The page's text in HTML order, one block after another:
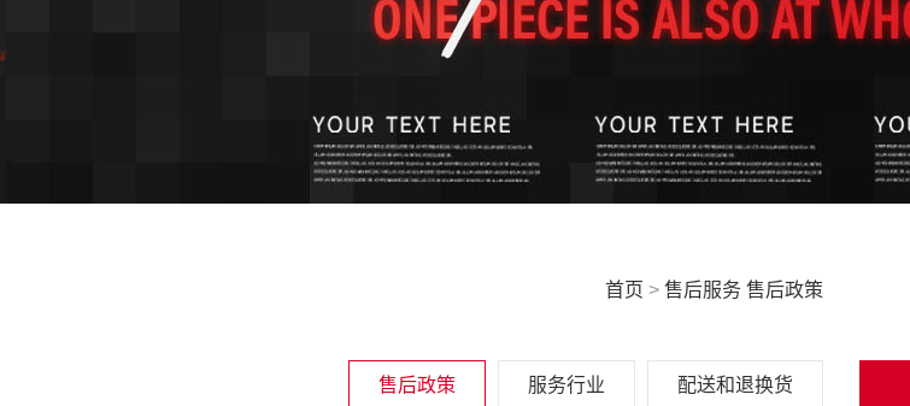
首页 > 售后服务 售后政策
售后政策 服务行业 配送和退换货